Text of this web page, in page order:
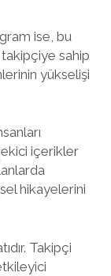
ise, bu
sahip
yükselişi
içerikler
hikayelerini
Takipçi